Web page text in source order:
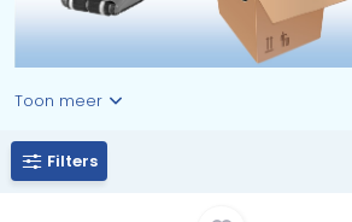
Toon meer
Filters